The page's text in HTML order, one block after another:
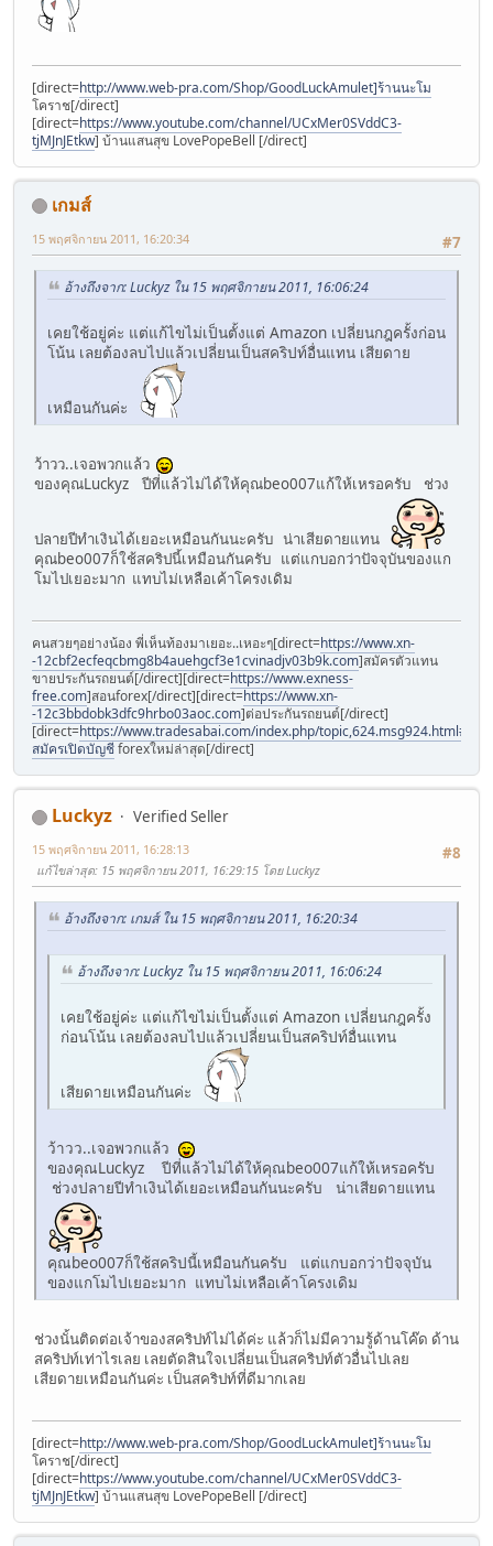
[direct=http://www.web-pra.com/Shop/GoodLuckAmulet]ร้านนะโม
โคราช[/direct]
[direct=https://www.youtube.com/channel/UCxMer0SVddC3-
tjMJnJEtkw] บ้านแสนสุข LovePopeBell [/direct]
เกมส์
#7
15 พฤศจิกายน 2011, 16:20:34
อ้างถึงจาก: Luckyz ใน 15 พฤศจิกายน 2011, 16:06:24
เคยใช้อยู่ค่ะ แต่แก้ไขไม่เป็นตั้งแต่ Amazon เปลี่ยนกฎครั้งก่อน
โน้น เลยต้องลบไปแล้วเปลี่ยนเป็นสคริปท์อื่นแทน เสียดาย
เหมือนกันค่ะ
ว้าวว..เจอพวกแล้ว
ของคุณLuckyz ปีที่แล้วไม่ได้ให้คุณbeo007แก้ให้เหรอครับ ช่วง
ปลายปีทำเงินได้เยอะเหมือนกันนะครับ น่าเสียดายแทน
คุณbeo007ก็ใช้สคริปนี้เหมือนกันครับ แต่แกบอกว่าปัจจุบันของแก
โมไปเยอะมาก แทบไม่เหลือเค้าโครงเดิม
คนสวยๆอย่างน้อง พี่เห็นท้องมาเยอะ..เหอะๆ[direct=https://www.xn-
-12cbf2ecfeqcbmg8b4auehgcf3e1cvinadjv03b9k.com]สมัครตัวแทน
ขายประกันรถยนต์[/direct][direct=https://www.exness-
free.com]สอนforex[/direct][direct=https://www.xn-
-12c3bbdobk3dfc9hrbo03aoc.com]ต่อประกันรถยนต์[/direct]
[direct=https://www.tradesabai.com/index.php/
สมัครเปิดบัญชีforexใหม่ล่าสุด[/direct]
Luckyz
Verified Seller
#8
15 พฤศจิกายน 2011, 16:28:13
แก้ไขล่าสุด: 15 พฤศจิกายน 2011, 16:29:15 โดย Luckyz
อ้างถึงจาก: เกมส์ ใน 15 พฤศจิกายน 2011, 16:20:34
อ้างถึงจาก: Luckyz ใน 15 พฤศจิกายน 2011, 16:06:24
เคยใช้อยู่ค่ะ แต่แก้ไขไม่เป็นตั้งแต่ Amazon เปลี่ยนกฎครั้ง
ก่อนโน้น เลยต้องลบไปแล้วเปลี่ยนเป็นสคริปท์อื่นแทน
เสียดายเหมือนกันค่ะ
ว้าวว..เจอพวกแล้ว
ของคุณLuckyz ปีที่แล้วไม่ได้ให้คุณbeo007แก้ให้เหรอครับ
ช่วงปลายปีทำเงินได้เยอะเหมือนกันนะครับ น่าเสียดายแทน
คุณbeo007ก็ใช้สคริปนี้เหมือนกันครับ แต่แกบอกว่าปัจจุบัน
ของแกโมไปเยอะมาก แทบไม่เหลือเค้าโครงเดิม
ช่วงนั้นติดต่อเจ้าของสคริปท์ไม่ได้ค่ะ แล้วก็ไม่มีความรู้ด้านโค๊ด ด้าน
สคริปท์เท่าไรเลย เลยตัดสินใจเปลี่ยนเป็นสคริปท์ตัวอื่นไปเลย
เสียดายเหมือนกันค่ะ เป็นสคริปท์ที่ดีมากเลย
[direct=http://www.web-pra.com/Shop/GoodLuckAmulet]ร้านนะโม
โคราช[/direct]
[direct=https://www.youtube.com/channel/UCxMer0SVddC3-
tjMJnJEtkw] บ้านแสนสุข LovePopeBell [/direct]